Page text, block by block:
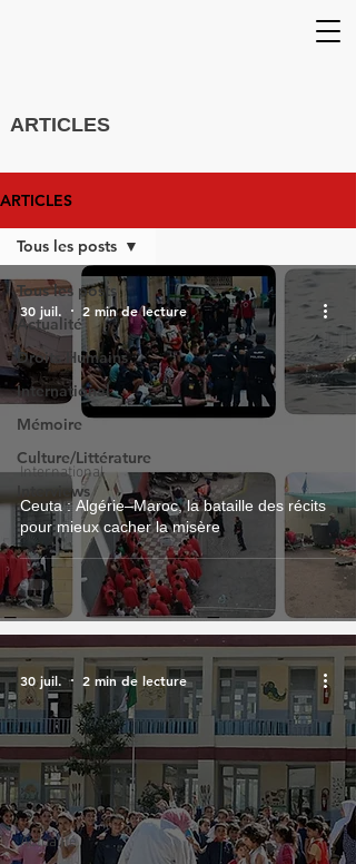
ARTICLES
ARTICLES
Tous les posts
Actualité
Droits Humains
International
Mémoire
Culture/Littérature
Interviews
Tous les posts
Ceuta : Algérie–Maroc, la bataille des récits
pour mieux cacher la misère
International
30 juil. 2 min de lecture
Actualité
30 juil. 2 min de lecture